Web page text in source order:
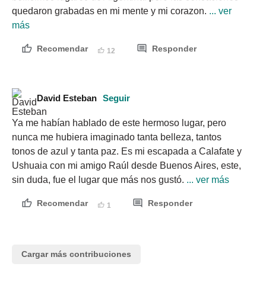
quedaron grabadas en mi mente y mi corazon. ... ver
más
Recomendar 12 Responder
David Esteban Seguir
Ya me habían hablado de este hermoso lugar, pero
nunca me hubiera imaginado tanta belleza, tantos
tonos de azul y tanta paz. Es mi escapada a Calafate y
Ushuaia con mi amigo Raúl desde Buenos Aires, este,
sin duda, fue el lugar que más nos gustó. ... ver más
Recomendar 1 Responder
Cargar más contribuciones